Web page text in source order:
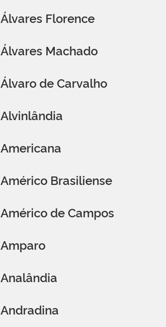
Álvares Florence
Álvares Machado
Álvaro de Carvalho
Alvinlândia
Americana
Américo Brasiliense
Américo de Campos
Amparo
Analândia
Andradina